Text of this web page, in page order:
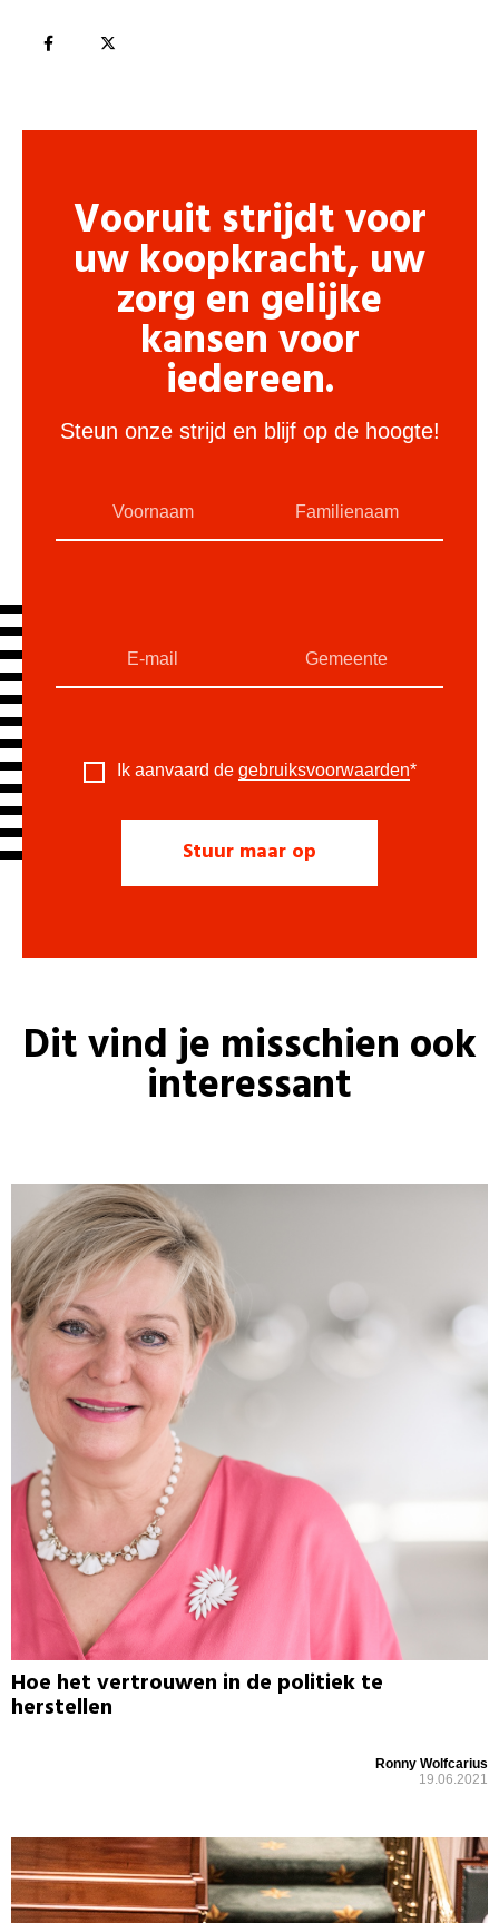
Vooruit strijdt voor
uw koopkracht, uw
zorg en gelijke
kansen voor
iedereen.
Steun onze strijd en blijf op de hoogte!
Ik aanvaard de gebruiksvoorwaarden*
Dit vind je misschien ook
interessant
Hoe het vertrouwen in de politiek te
herstellen
Ronny Wolfcarius
19.06.2021